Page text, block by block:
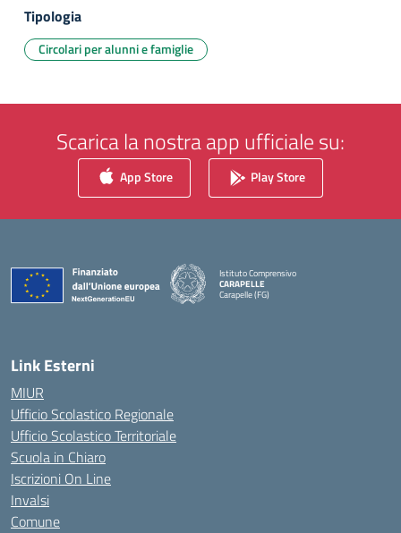
Tipologia
Circolari per alunni e famiglie
Scarica la nostra app ufficiale su:
App Store Play Store
Istituto Comprensivo
CARAPELLE
Carapelle (FG)
— Visita la pagina iniziale della scuola
Link Esterni
MIUR
Ufficio Scolastico Regionale
Ufficio Scolastico Territoriale
Scuola in Chiaro
Iscrizioni On Line
Invalsi
Comune